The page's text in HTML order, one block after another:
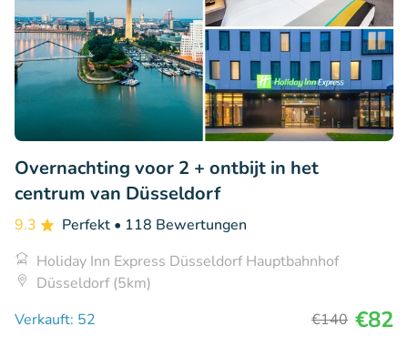
Overnachting voor 2 + ontbijt in het
centrum van Düsseldorf
9.3 Perfekt • 118 Bewertungen
Holiday Inn Express Düsseldorf Hauptbahnhof
Düsseldorf (5km)
Verkauft: 52
€140 €82